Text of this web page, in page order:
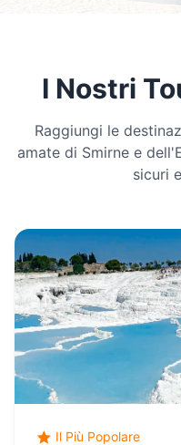
I Nostri
Raggiungi le
amate di Smirne e
sicuri
Il Più Popolare